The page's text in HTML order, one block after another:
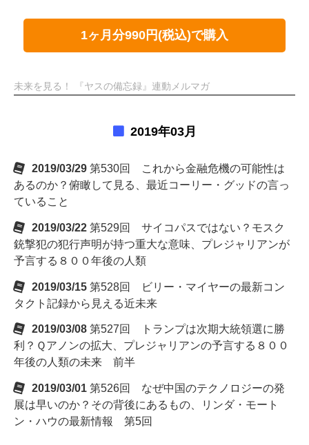
1ヶ月分990円(税込)で購入
未来を見る！ 『ヤスの備忘録』連動メルマガ
2019年03月
2019/03/29 第530回 これから金融危機の可能性は
あるのか？俯瞰して見る、最近コーリー・グッドの言っ
ていること
2019/03/22 第529回 サイコパスではない？モスク
銃撃犯の犯行声明が持つ重大な意味、プレジャリアンが
予言する８００年後の人類
2019/03/15 第528回 ビリー・マイヤーの最新コン
タクト記録から見える近未来
2019/03/08 第527回 トランプは次期大統領選に勝
利？Ｑアノンの拡大、プレジャリアンの予言する８００
年後の人類の未来 前半
2019/03/01 第526回 なぜ中国のテクノロジーの発
展は早いのか？その背後にあるもの、リンダ・モート
ン・ハウの最新情報 第5回